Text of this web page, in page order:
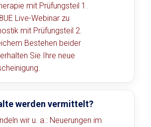
mit Prüfungsteil 1.
Live-Webinar zu
mit Prüfungsteil 2.
Bestehen beider
Sie Ihre neue
werden vermittelt?
wir u. a.: Neuerungen im